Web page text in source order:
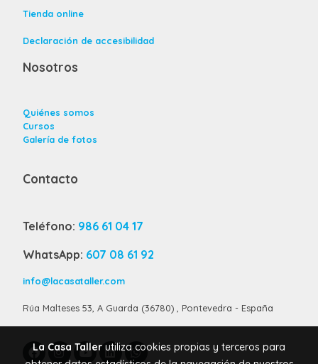
Tienda online
Declaración de accesibilidad
Nosotros
Quiénes somos
Cursos
Galería de fotos
Contacto
Teléfono: 986 61 04 17
WhatsApp: 607 08 61 92
info@lacasataller.com
Rúa Malteses 53, A Guarda (36780) , Pontevedra - España
La Casa Taller utiliza cookies propias y terceros para